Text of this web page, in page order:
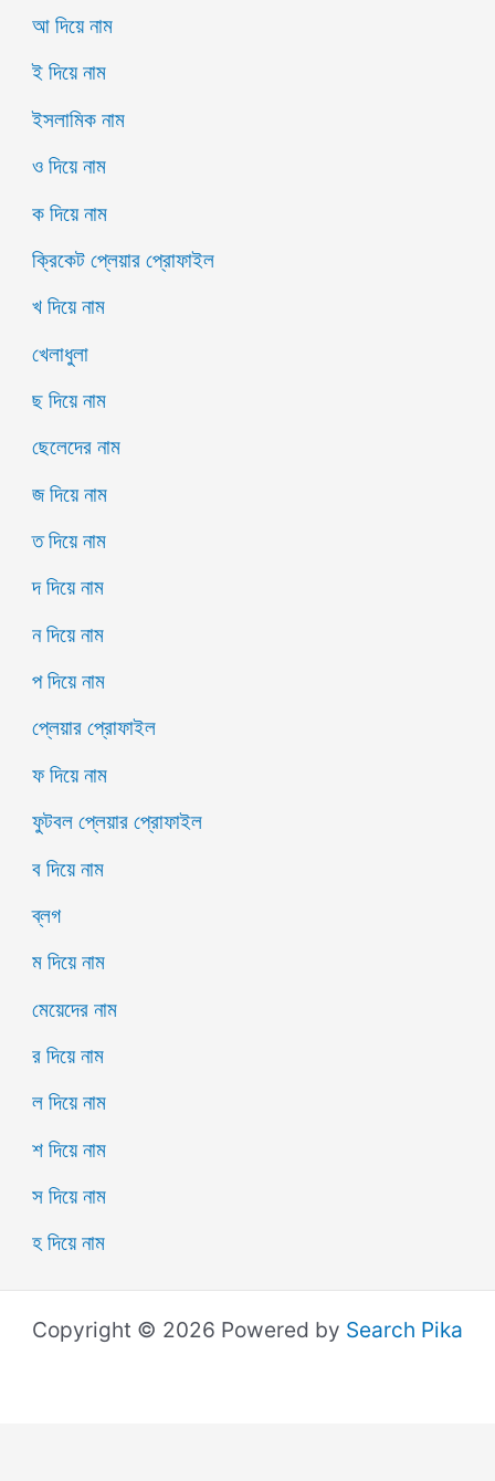
আ দিয়ে নাম
ই দিয়ে নাম
ইসলামিক নাম
ও দিয়ে নাম
ক দিয়ে নাম
ক্রিকেট প্লেয়ার প্রোফাইল
খ দিয়ে নাম
খেলাধুলা
ছ দিয়ে নাম
ছেলেদের নাম
জ দিয়ে নাম
ত দিয়ে নাম
দ দিয়ে নাম
ন দিয়ে নাম
প দিয়ে নাম
প্লেয়ার প্রোফাইল
ফ দিয়ে নাম
ফুটবল প্লেয়ার প্রোফাইল
ব দিয়ে নাম
ব্লগ
ম দিয়ে নাম
মেয়েদের নাম
র দিয়ে নাম
ল দিয়ে নাম
শ দিয়ে নাম
স দিয়ে নাম
হ দিয়ে নাম
Copyright © 2026 Powered by Search Pika